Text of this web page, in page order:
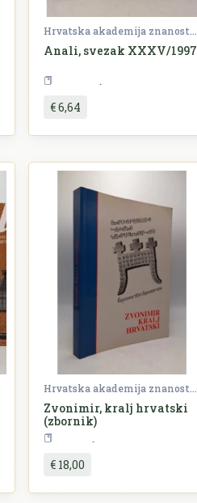
Hrvatska akademija znanosti i umjetnosti (HAZU)
Anali, svezak XXXV/1997
€ 6,64
Hrvatska akademija znanosti i umjetnosti (HAZU)
Zvonimir, kralj hrvatski
(zbornik)
€ 18,00